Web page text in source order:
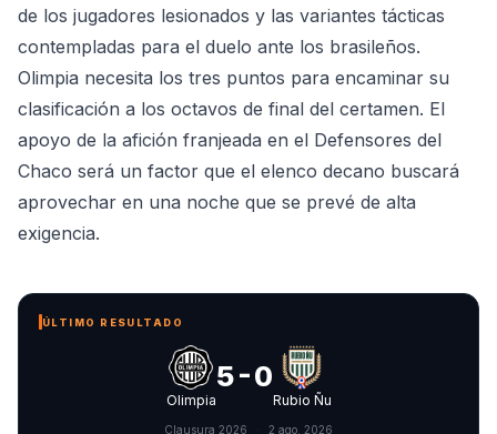
de los jugadores lesionados y las variantes tácticas
contempladas para el duelo ante los brasileños.
Olimpia necesita los tres puntos para encaminar su
clasificación a los octavos de final del certamen. El
apoyo de la afición franjeada en el Defensores del
Chaco será un factor que el elenco decano buscará
aprovechar en una noche que se prevé de alta
exigencia.
ÚLTIMO RESULTADO
Olimpia
5-0
Rubio Ñu
Clausura 2026 2 ago. 2026